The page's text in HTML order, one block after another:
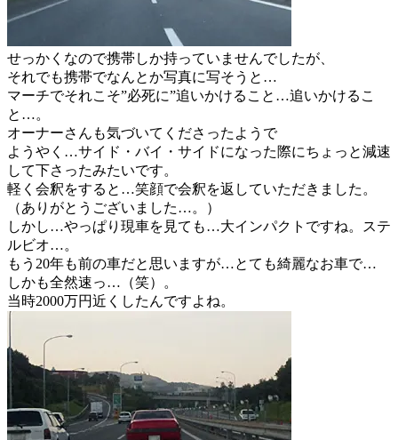
せっかくなので携帯しか持っていませんでしたが、
それでも携帯でなんとか写真に写そうと…
マーチでそれこそ”必死に”追いかけること…追いかけるこ
と…。
オーナーさんも気づいてくださったようで
ようやく…サイド・バイ・サイドになった際にちょっと減速
して下さったみたいです。
軽く会釈をすると…笑顔で会釈を返していただきました。
（ありがとうございました…。）
しかし…やっぱり現車を見ても…大インパクトですね。ステ
ルビオ…。
もう20年も前の車だと思いますが…とても綺麗なお車で…
しかも全然速っ…（笑）。
当時2000万円近くしたんですよね。